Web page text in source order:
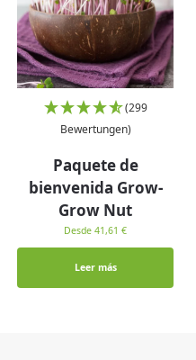
(299
Bewertungen)
Paquete de
bienvenida Grow-
Grow Nut
Desde 41,61 €
Leer más